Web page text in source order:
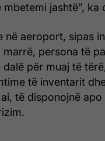
jashtë”, ka
në aeroport, sipas
marrë, persona të
dalë për muaj të
të inventarit
të disponojnë